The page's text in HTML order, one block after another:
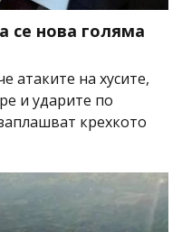
се нова голяма
атаките на хусите,
и ударите по
крехкото